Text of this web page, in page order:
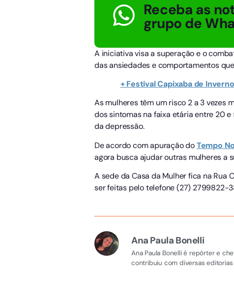
Receba as
grupo de
A iniciativa visa a superação e o
das ansiedades e comportamentos
+ Festival Capixaba de
As mulheres têm um risco 2 a 3 vezes
dos sintomas na faixa etária entre 20
da depressão.
De acordo com apuração doTempo
agora busca ajudar outras mulheres a
A sede da Casa da Mulher fica na Rua
ser feitas pelo telefone (27) 2799822-
Ana Paula Bonelli
Ana Paula Bonelli é repórter e
contribuiu com diversas